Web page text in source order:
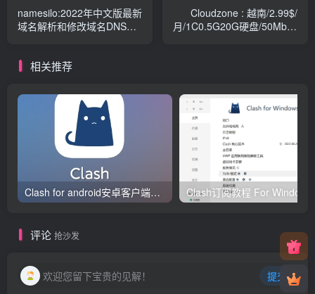
namesilo:2022年中文版最新
域名解析和修改域名DNS服
Cloudzone : 越南/2.99$/
月/1C0.5G20G硬盘/50Mbps
相关推荐
Clash for android安卓客户端保姆级新手使用教程
评论 抢沙发
欢迎您留下宝贵的见解！ 提交